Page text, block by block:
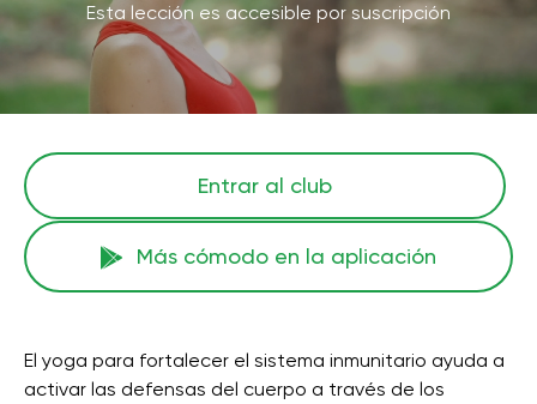
Esta lección es accesible por suscripción
Entrar al club
Más cómodo en la aplicación
El yoga para fortalecer el sistema inmunitario ayuda a
activar las defensas del cuerpo a través de los